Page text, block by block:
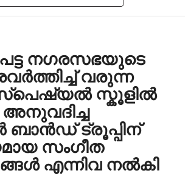
നഗരസഭയുടെ
വരുന്ന
സ്കൂളിൽ
ബാൻഡ് ട്രൂപ്പിന്
സംഗീത
എന്നിവ നൽകി